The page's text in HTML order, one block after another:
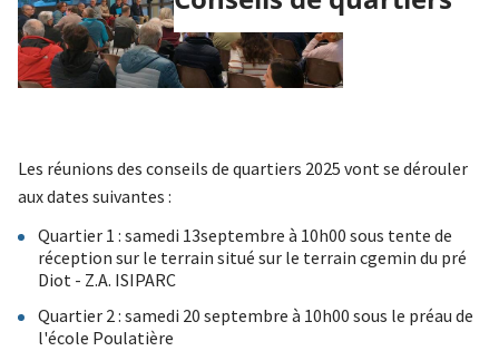
Les réunions des conseils de quartiers 2025 vont se dérouler
aux dates suivantes :
Quartier 1 : samedi 13septembre à 10h00 sous tente de
réception sur le terrain situé sur le terrain cgemin du pré
Diot - Z.A. ISIPARC
Quartier 2 : samedi 20 septembre à 10h00 sous le préau de
l'école Poulatière